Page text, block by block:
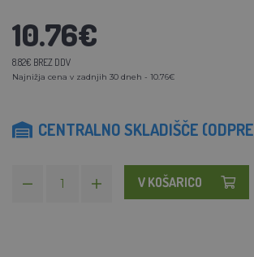
10.76€
8.82€ BREZ DDV
Najnižja cena v zadnjih 30 dneh - 10.76€
CENTRALNO SKLADIŠČE
V KOŠARICO